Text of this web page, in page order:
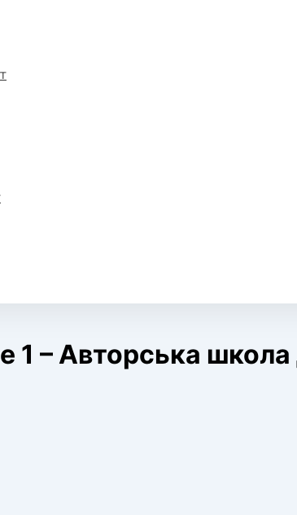
1 – Авторська